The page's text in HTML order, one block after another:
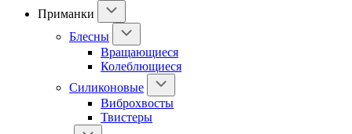
Приманки
Блесны
Вращающиеся
Колеблющиеся
Силиконовые
Виброхвосты
Твистеры